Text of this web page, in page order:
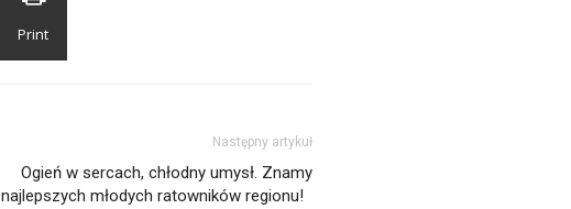
Print
Następny artykuł
Ogień w sercach, chłodny umysł. Znamy
najlepszych młodych ratowników regionu!